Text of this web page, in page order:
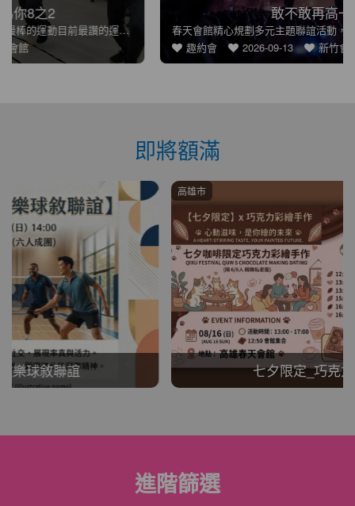
敢不敢再高一點
春天會館精心規劃多元主題聯誼活動，結合運動、桌遊、手作、美食
2026-09-13 新竹會館
即將額滿
七夕限定_巧克力手作彩繪
進階篩選